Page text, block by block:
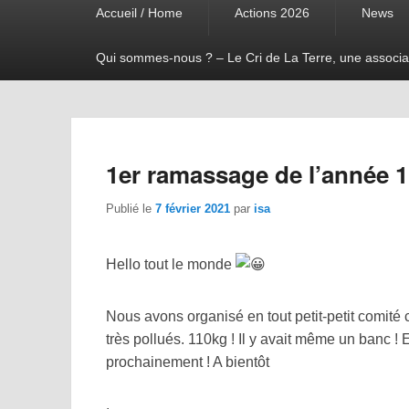
Accueil / Home Actions 2026 News
Qui sommes-nous ? – Le Cri de La Terre, une
1er ramassage de l’année
Publié le 7 février 2021 par isa
Hello tout le monde
Nous avons organisé en tout petit-petit
très pollués. 110kg ! Il y avait même un banc !
prochainement ! A bientôt